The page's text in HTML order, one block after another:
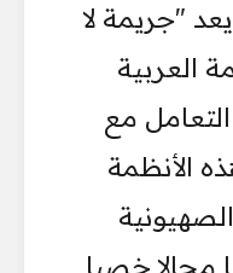
"جريمة لا
العربية
مع
الأنظمة
مجالا خصبا